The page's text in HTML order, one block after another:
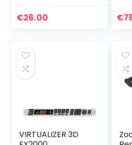
€26.00 €
VIRTUALIZER 3D